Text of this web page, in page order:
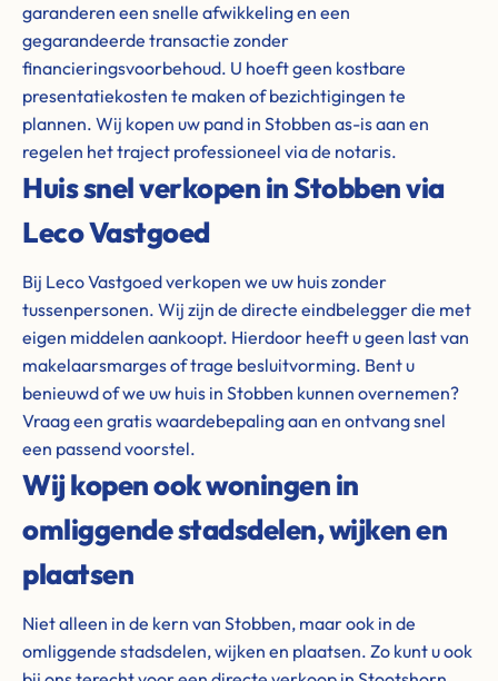
garanderen een snelle afwikkeling en een
gegarandeerde transactie zonder
financieringsvoorbehoud. U hoeft geen kostbare
presentatiekosten te maken of bezichtigingen te
plannen. Wij kopen uw pand in Stobben as-is aan en
regelen het traject professioneel via de notaris.
Huis snel verkopen in Stobben via
Leco Vastgoed
Bij Leco Vastgoed verkopen we uw huis zonder
tussenpersonen. Wij zijn de directe eindbelegger die met
eigen middelen aankoopt. Hierdoor heeft u geen last van
makelaarsmarges of trage besluitvorming. Bent u
benieuwd of we uw huis in Stobben kunnen overnemen?
Vraag een gratis waardebepaling aan en ontvang snel
een passend voorstel.
Wij kopen ook woningen in
omliggende stadsdelen, wijken en
plaatsen
Niet alleen in de kern van Stobben, maar ook in de
omliggende stadsdelen, wijken en plaatsen. Zo kunt u ook